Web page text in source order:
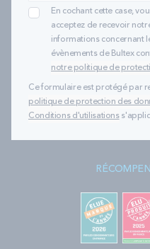
En cochant cette case,
acceptez de recevoir
informations concernant
évènements de Bultex
notre politique de
Ce formulaire est protégé par
politique de protection des
Conditions d'utilisations